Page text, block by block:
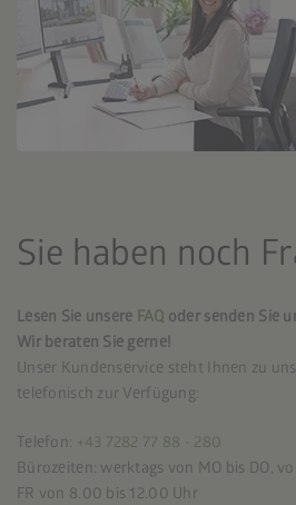
Sie haben noch
Lesen Sie unsere FAQ oder senden Sie
Wir beraten Sie gerne!
Unser Kundenservice steht Ihnen zu
telefonisch zur Verfügung:
Telefon: +43 7282 77 88 - 280
Bürozeiten: werktags von MO bis DO,
FR von 8.00 bis 12.00 Uhr